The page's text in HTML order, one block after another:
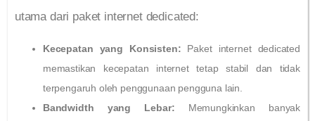
utama dari paket internet dedicated:
Kecepatan yang Konsisten: Paket internet dedicated
memastikan kecepatan internet tetap stabil dan tidak
terpengaruh oleh penggunaan pengguna lain.
Bandwidth yang Lebar: Memungkinkan banyak